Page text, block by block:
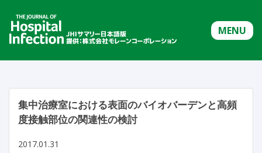
MENU
集中治療室における表面のバイオバーデンと高頻
度接触部位の関連性の検討
2017.01.31